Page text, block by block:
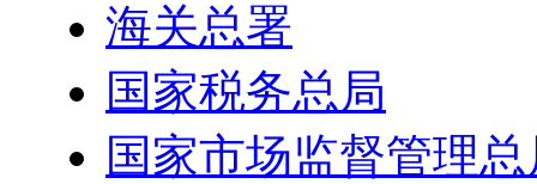
海关总署
国家税务总局
国家市场监督管理